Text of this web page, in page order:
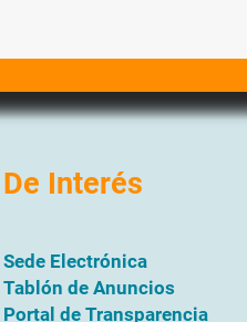
De Interés
Sede Electrónica
Tablón de Anuncios
Portal de Transparencia